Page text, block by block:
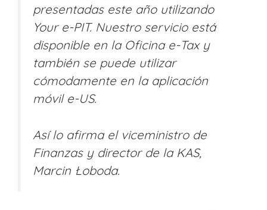
presentadas este año utilizando
Your e-PIT. Nuestro servicio está
disponible en la Oficina e-Tax y
también se puede utilizar
cómodamente en la aplicación
móvil e-US.
Así lo afirma el viceministro de
Finanzas y director de la KAS,
Marcin Łoboda.